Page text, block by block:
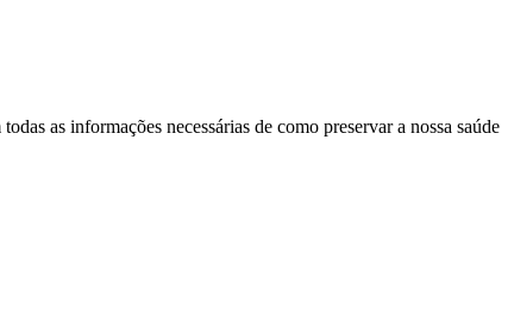
as informações necessárias de como preservar a nossa saúde